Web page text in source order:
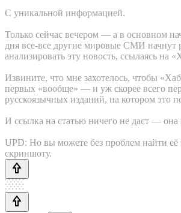
С уникальной информацией.
Только сейчас вечером — а в основном
дня все-все другие мировые СМИ начнут
анализировать эту новость, ссылаясь на
Извините, что мне захотелось, чтобы
первых «вообще» — и уж скорее всего
русскоязычных изданий, на котором это
И ссылка на статью ничего не даст — она
UPD: Но вы можете без проблем найти
скриншоту.